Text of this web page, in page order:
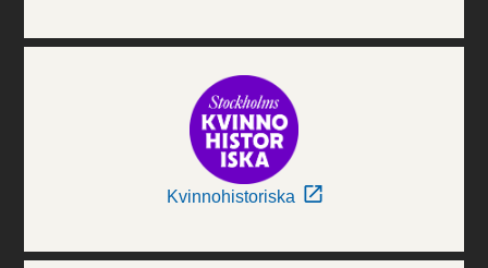
Kvinnohistoriska